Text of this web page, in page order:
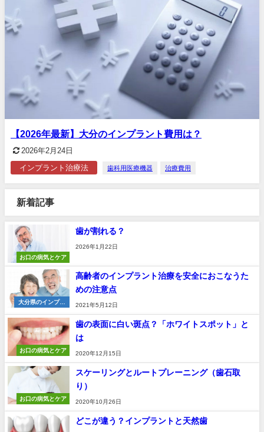
【2026年最新】大分のインプラント費用は？
2026年2月24日
インプラント治療法 歯科用医療機器 治療費用
新着記事
お口の病気とケア
歯が割れる？
2026年1月22日
大分県のインプラ
高齢者のインプラント治療を安全におこなうた
めの注意点
2021年5月12日
お口の病気とケア
歯の表面に白い斑点？「ホワイトスポット」と
は
2020年12月15日
お口の病気とケア
スケーリングとルートプレーニング（歯石取
り）
2020年10月26日
どこが違う？インプラントと天然歯